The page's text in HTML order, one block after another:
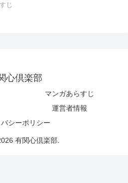
じ
心倶楽部
マンガあらすじ
運営者情報
シーポリシー
有関心倶楽部.